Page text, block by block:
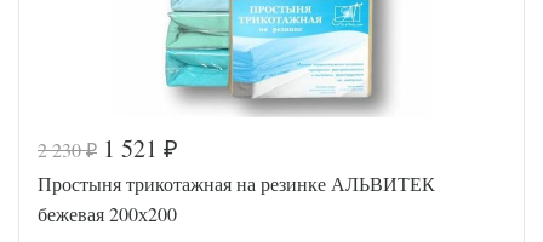
Код товара
516-685
Артикул
AL460704
8009321
2 230₽ 1 521 ₽
Простыня трикотажная на резинке АЛЬВИТЕК
бежевая 200х200